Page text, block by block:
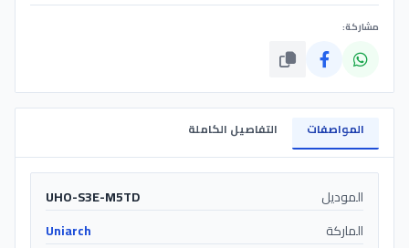
مشاركة:
المواصفات التفاصيل الكاملة
الموديل
UHO-S3E-M5TD
الماركة
Uniarch